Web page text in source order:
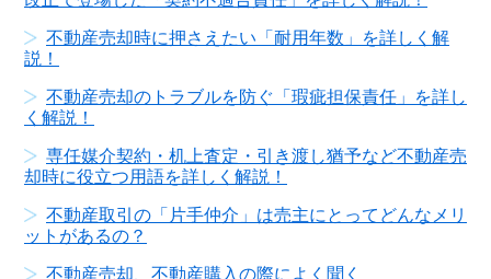
不動産売却時に押さえたい「耐用年数」を詳しく解
説！
不動産売却のトラブルを防ぐ「瑕疵担保責任」を詳し
く解説！
専任媒介契約・机上査定・引き渡し猶予など不動産売
却時に役立つ用語を詳しく解説！
不動産取引の「片手仲介」は売主にとってどんなメリ
ットがあるの？
不動産売却、不動産購入の際によく聞く